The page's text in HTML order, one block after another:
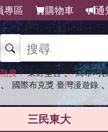
專區 購物車 通
熱搜： 東野圭吾 、 高希均
、 國際布克獎 臺灣漫遊錄 、
三民東大